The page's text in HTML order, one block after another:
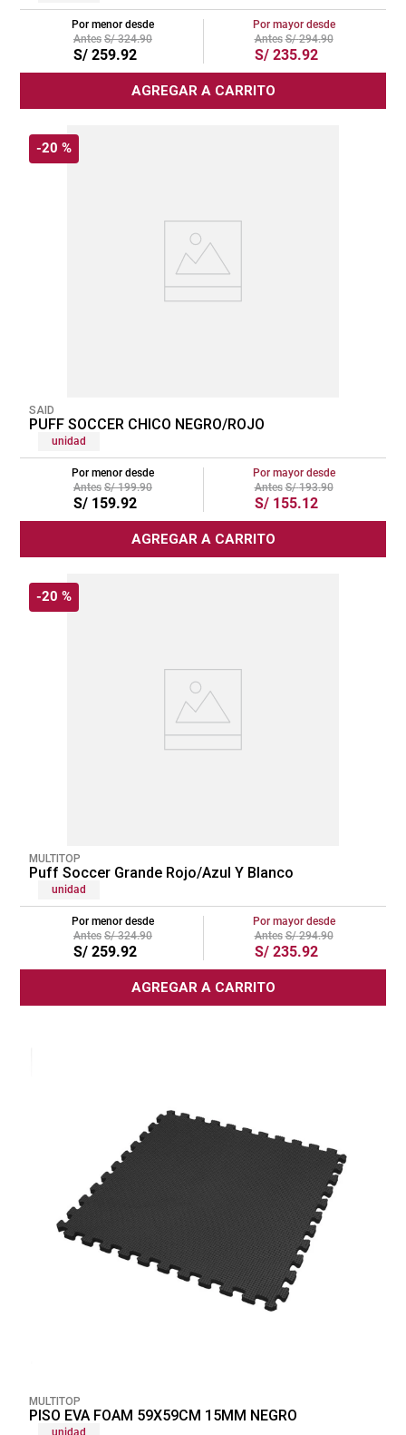
Por menor desde
S/ 324.90
S/ 259.92
Por mayor desde
S/ 294.90
S/ 235.92
AGREGAR A CARRITO
-20 %
SAID
PUFF SOCCER CHICO NEGRO/ROJO
unidad
Por menor desde
S/ 199.90
S/ 159.92
Por mayor desde
S/ 193.90
S/ 155.12
AGREGAR A CARRITO
-20 %
MULTITOP
Puff Soccer Grande Rojo/Azul Y Blanco
unidad
Por menor desde
S/ 324.90
S/ 259.92
Por mayor desde
S/ 294.90
S/ 235.92
AGREGAR A CARRITO
MULTITOP
PISO EVA FOAM 59X59CM 15MM NEGRO
unidad